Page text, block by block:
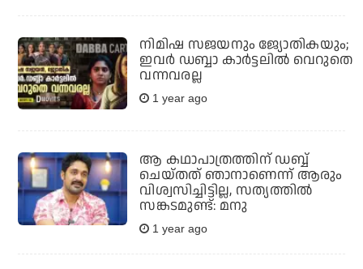
നിമിഷ സജയനും ജ്യോതികയും;
ഇവര്‍ ഡബ്ബാ കാര്‍ട്ടലില്‍ വെറുതെ
വന്നവരല്ല
1 year ago
ആ കഥാപാത്രത്തിന് ഡബ്ബ്
ചെയ്തത് ഞാനാണെന്ന് ആരും
വിശ്വസിച്ചിട്ടില്ല, സത്യത്തിൽ
സങ്കടമുണ്ട്: മനു
1 year ago